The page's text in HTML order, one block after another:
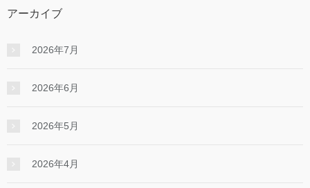
アーカイブ
2026年7月
2026年6月
2026年5月
2026年4月